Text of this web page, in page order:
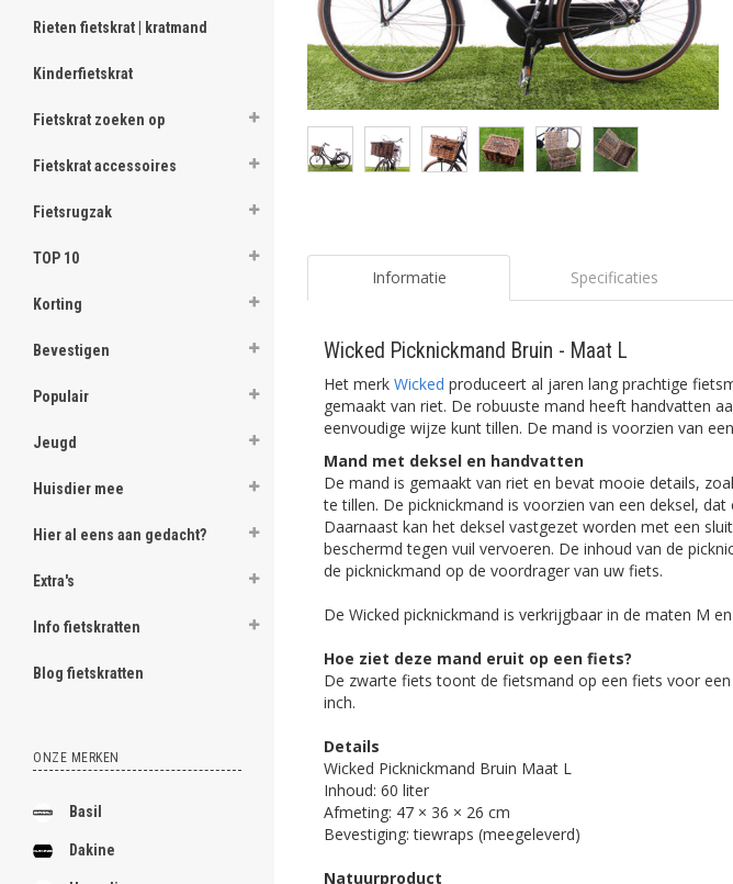
Rieten fietskrat | kratmand
Kinderfietskrat
Fietskrat zoeken op
Fietskrat accessoires
Fietsrugzak
TOP 10
Korting
Bevestigen
Populair
Jeugd
Huisdier mee
Hier al eens aan gedacht?
Extra's
Info fietskratten
Blog fietskratten
ONZE MERKEN
Basil
Dakine
Informatie Specificaties
Wicked Picknickmand Bruin - Maat L
Het merk Wicked produceert al jaren lang prachtige
gemaakt van riet. De robuuste mand heeft handvatten
eenvoudige wijze kunt tillen. De mand is voorzien van
Mand met deksel en handvatten
De mand is gemaakt van riet en bevat mooie details,
te tillen. De picknickmand is voorzien van een deksel,
Daarnaast kan het deksel vastgezet worden met een
beschermd tegen vuil vervoeren. De inhoud van de
de picknickmand op de voordrager van uw fiets.
De Wicked picknickmand is verkrijgbaar in de maten M
Hoe ziet deze mand eruit op een fiets?
De zwarte fiets toont de fietsmand op een fiets voor
inch.
Details
Wicked Picknickmand Bruin Maat L
Inhoud: 60 liter
Afmeting: 47 × 36 × 26 cm
Bevestiging: tiewraps (meegeleverd)
Natuurproduct